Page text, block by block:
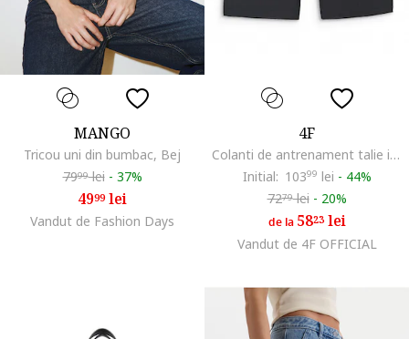
MANGO
Tricou uni din bumbac, Bej
7999lei - 37%
4999lei
Vandut de Fashion Days
4F
Colanti de antrenament talie inalta, uscare rapida, Negru
Initial: 10399 lei - 44%
7279lei - 20%
de la 5823lei
Vandut de 4F OFFICIAL